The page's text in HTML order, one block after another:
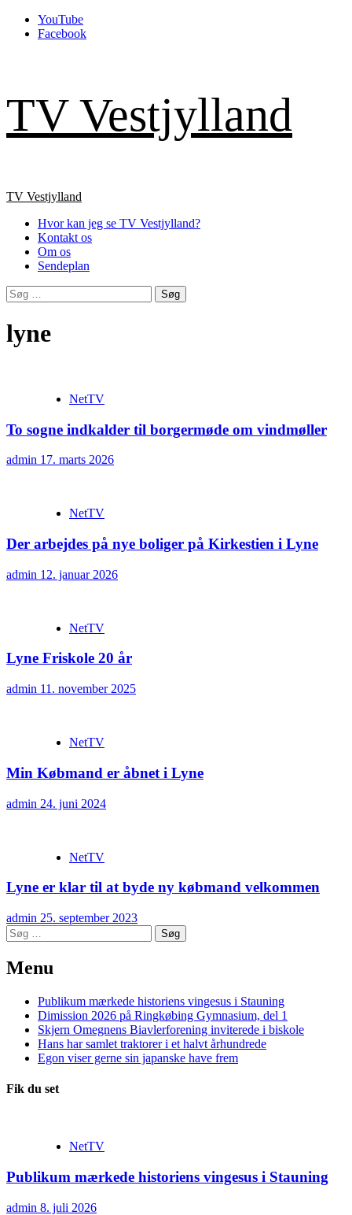
Skip
YouTube
Facebook
TV Vestjylland
Primary
TV Vestjylland
Hvor kan jeg se TV Vestjylland?
Kontakt os
Om os
Sendeplan
Søg
efter:
lyne
NetTV
To sogne indkalder til borgermøde om vindmøller
admin 17. marts 2026
NetTV
Der arbejdes på nye boliger på Kirkestien i Lyne
admin 12. januar 2026
NetTV
Lyne Friskole 20 år
admin 11. november 2025
NetTV
Min Købmand er åbnet i Lyne
admin 24. juni 2024
NetTV
Lyne er klar til at byde ny købmand velkommen
admin 25. september 2023
Søg
efter:
Menu
Publikum mærkede historiens vingesus i Stauning
Dimission 2026 på Ringkøbing Gymnasium, del 1
Skjern Omegnens Biavlerforening inviterede i biskole
Hans har samlet traktorer i et halvt århundrede
Egon viser gerne sin japanske have frem
Fik du set
NetTV
Publikum mærkede historiens vingesus i Stauning
admin 8. juli 2026